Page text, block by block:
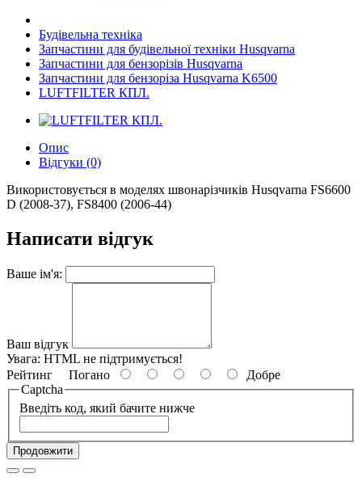
Будівельна техніка
Запчастини для будівельної техніки Husqvarna
Запчастини для бензорізів Husqvarna
Запчастини для бензоріза Husqvarna K6500
LUFTFILTER КПЛ.
Опис
Відгуки (0)
Використовується в моделях швонарізчиків Husqvarna FS6600
D (2008-37), FS8400 (2006-44)
Написати відгук
Ваше ім'я:
Ваш відгук
Увага: HTML не підтримується!
Рейтинг Погано
Добре
Captcha
Введіть код, який бачите нижче
Продовжити